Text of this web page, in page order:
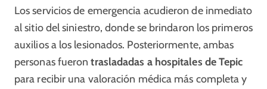
Los servicios de emergencia acudieron de inmediato
al sitio del siniestro, donde se brindaron los primeros
auxilios a los lesionados. Posteriormente, ambas
personas fuerontrasladadas a hospitales de Tepic
para recibir una valoración médica más completa y